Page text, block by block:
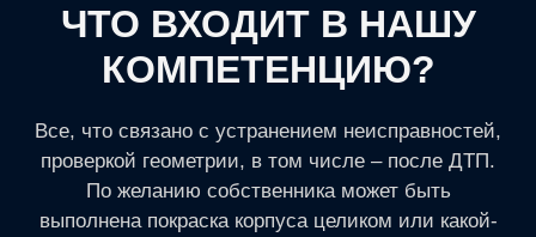
ЧТО ВХОДИТ В НАШУ
КОМПЕТЕНЦИЮ?
Все, что связано с устранением неисправностей,
проверкой геометрии, в том числе – после ДТП.
По желанию собственника может быть
выполнена покраска корпуса целиком или какой-